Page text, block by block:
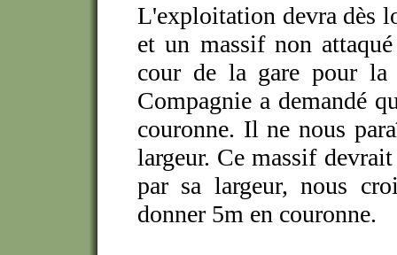
L'exploitation devra dès
et un massif non
cour de la gare pour la
Compagnie a demandé
couronne. Il ne nous
largeur. Ce massif
par sa largeur, nous
donner 5m en couronne.